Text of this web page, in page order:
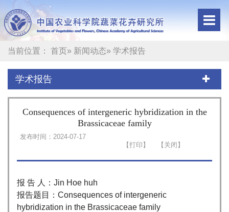
当前位置： 首页» 新闻动态» 学术报告
学术报告
Consequences of intergeneric hybridization in the
Brassicaceae family
发布时间：2024-07-17
报 告 人：Jin Hoe huh
报告题目：Consequences of intergeneric
hybridization in the Brassicaceae family